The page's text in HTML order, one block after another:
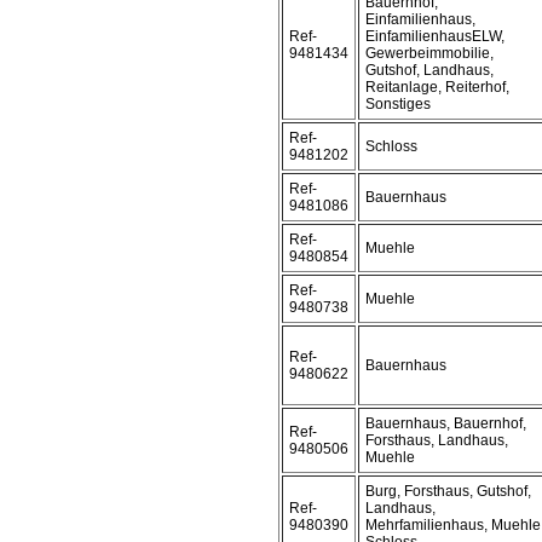
Ref-
9481434
Einfamilienhaus,
EinfamilienhausELW,
Gewerbeimmobilie,
Gutshof, Landhaus,
Reitanlage, Reiterhof,
Sonstiges
Ref-
9481202
Schloss
Ref-
9481086
Bauernhaus
Ref-
9480854
Muehle
Ref-
9480738
Muehle
Ref-
9480622
Bauernhaus
Ref-
9480506
Bauernhaus, Bauernhof,
Forsthaus, Landhaus,
Muehle
Ref-
9480390
Burg, Forsthaus, Gutshof,
Landhaus,
Mehrfamilienhaus,